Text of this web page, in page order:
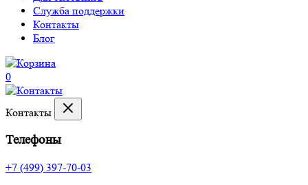
Служба поддержки
Контакты
Блог
0
Контакты
Телефоны
+7 (499) 397-70-03